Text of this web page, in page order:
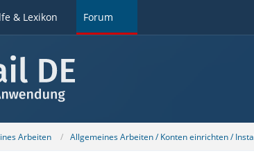
& Lexikon Forum
Arbeiten Allgemeines Arbeiten / Konten einrichten /